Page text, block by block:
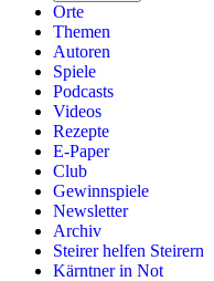
Orte
Themen
Autoren
Spiele
Podcasts
Videos
Rezepte
E-Paper
Club
Gewinnspiele
Newsletter
Archiv
Steirer helfen Steirern
Kärntner in Not